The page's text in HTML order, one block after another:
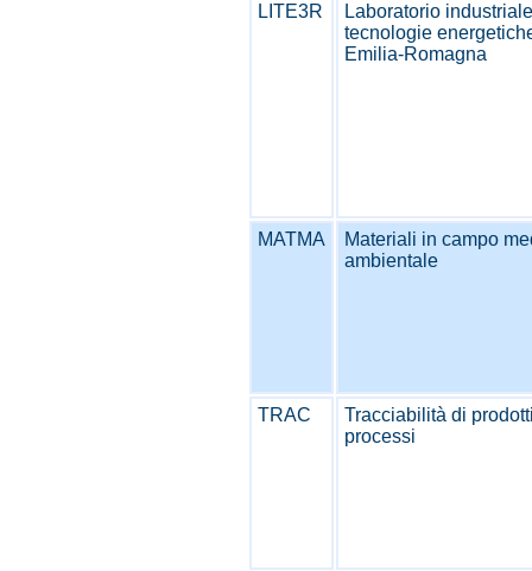
LITE3R
Laboratorio industriale
tecnologie
Emilia-Romagna
MATMA
Materiali in campo
ambientale
TRAC
Tracciabilità di
processi